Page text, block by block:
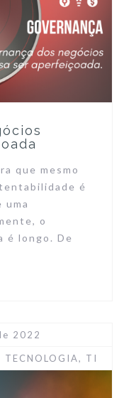
que mesmo
é
uma
o
é longo. De
2022
TECNOLOGIA, TI